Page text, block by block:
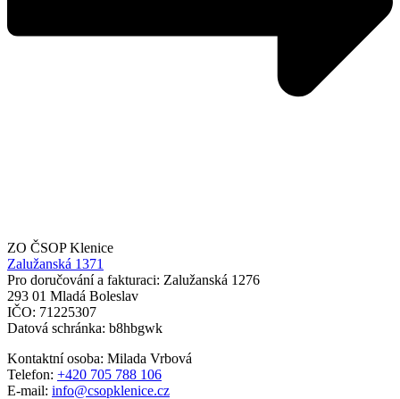
ZO ČSOP Klenice
Zalužanská 1371
Pro doručování a fakturaci: Zalužanská 1276
293 01 Mladá Boleslav
IČO: 71225307
Datová schránka: b8hbgwk
Kontaktní osoba: Milada Vrbová
Telefon: +420 705 788 106
E-mail: info@csopklenice.cz